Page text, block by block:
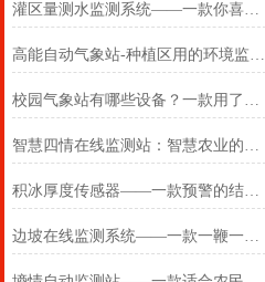
灌区量测水监测系统——一款你喜欢他也喜欢的雨量水位监测站
高能自动气象站-种植区用的环境监测自动气象站
校园气象站有哪些设备？一款用了不后悔的学校室外气象站
智慧四情在线监测站：智慧农业的“四大金刚”
积冰厚度传感器——一款预警的结冰厚度传感器2025(万象推送)
边坡在线监测系统——一款一鞭一条痕的尾矿库安全监测系统